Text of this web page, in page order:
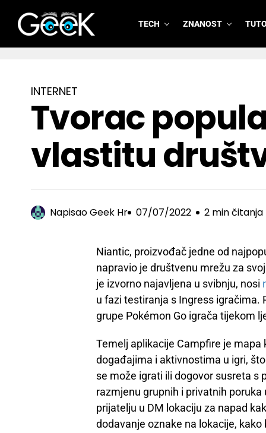
GeeK.hr
TECH ZNANOST
INTERNET
Tvorac
vlastitu
NapisaoGeek Hr 07/07/2022 2 min čitanja
Niantic, proizvođač jedne od
napravio je društvenu mrežu za
je izvorno najavljena u svibnju, nosi
u fazi testiranja s Ingress igračima.
grupe Pokémon Go igrača tijekom
Temelj aplikacije Campfire je
događajima i aktivnostima u igri,
se može igrati ili dogovor susreta s
razmjenu grupnih i privatnih
prijatelju u DM lokaciju za napad
dodavanje oznake na lokacije,